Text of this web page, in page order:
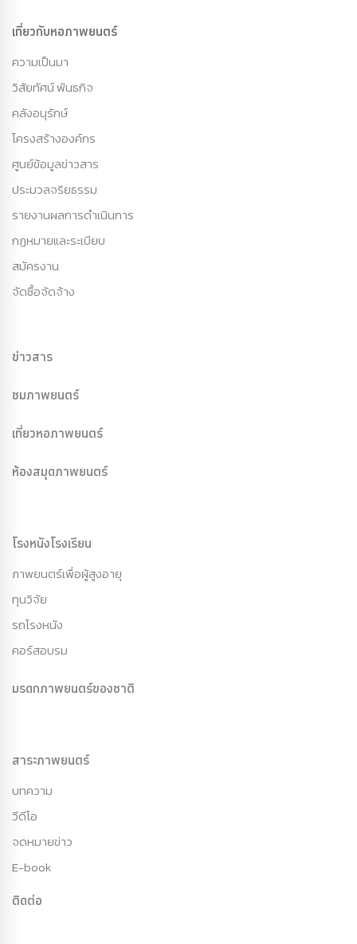
เกี่ยวกับหอภาพยนตร์
ความเป็นมา
วิสัยทัศน์ พันธกิจ
คลังอนุรักษ์
โครงสร้างองค์กร
ศูนย์ข้อมูลข่าวสาร
ประมวลจริยธรรม
รายงานผลการดำเนินการ
กฏหมายและระเบียบ
สมัครงาน
จัดซื้อจัดจ้าง
ข่าวสาร
ชมภาพยนตร์
เที่ยวหอภาพยนตร์
ห้องสมุดภาพยนตร์
โรงหนังโรงเรียน
ภาพยนตร์เพื่อผู้สูงอายุ
ทุนวิจัย
รถโรงหนัง
คอร์สอบรม
มรดกภาพยนตร์ของชาติ
สาระภาพยนตร์
บทความ
วีดีโอ
จดหมายข่าว
E-book
ติดต่อ